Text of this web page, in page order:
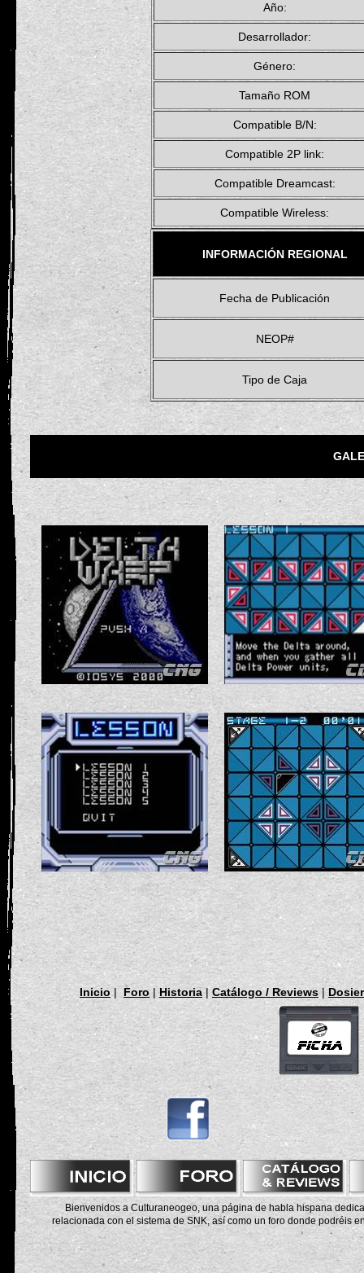
Año:
Desarrollador:
Género:
Tamaño ROM
Compatible B/N:
Compatible 2P link:
Compatible Dreamcast:
Compatible Wireless:
INFORMACIÓN REGIONAL
Fecha de Publicación
NEOP#
Tipo de Caja
Inicio | Foro |Historia|Catálogo / Reviews |
Bienvenidos a Culturaneogeo, una página de habla hispana
relacionada con el sistema de SNK, así como un foro donde podréis